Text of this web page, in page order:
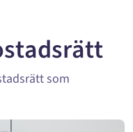
som